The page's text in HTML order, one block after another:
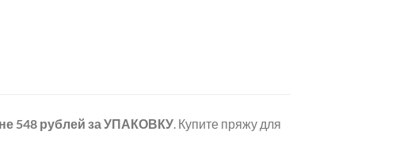
548 рублей за УПАКОВКУ. Купите пряжу для